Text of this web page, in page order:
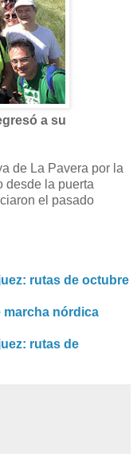
a su
de La Pavera por la
desde la puerta
el pasado
rutas de octubre
marcha nórdica
rutas de